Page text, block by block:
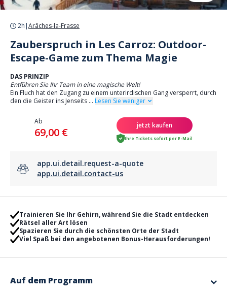
2h |Arâches-la-Frasse
Zauberspruch in Les Carroz: Outdoor-
Escape-Game zum Thema Magie
DAS PRINZIP
Entführen Sie Ihr Team in eine magische Welt!
Ein Fluch hat den Zugang zu einem unterirdischen Gang versperrt, durch
den die Geister ins Jenseits ... Lesen Sie weniger
Ab
69,00 €
jetzt kaufen
Ihre Tickets sofort per E-Mail
app.ui.detail.request-a-quote
app.ui.detail.contact-us
Trainieren Sie Ihr Gehirn, während Sie die Stadt entdecken
Rätsel aller Art lösen
Spazieren Sie durch die schönsten Orte der Stadt
Viel Spaß bei den angebotenen Bonus-Herausforderungen!
Auf dem Programm